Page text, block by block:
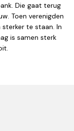
Die gaat terug
Toen verenigden
te staan. In
is samen sterk